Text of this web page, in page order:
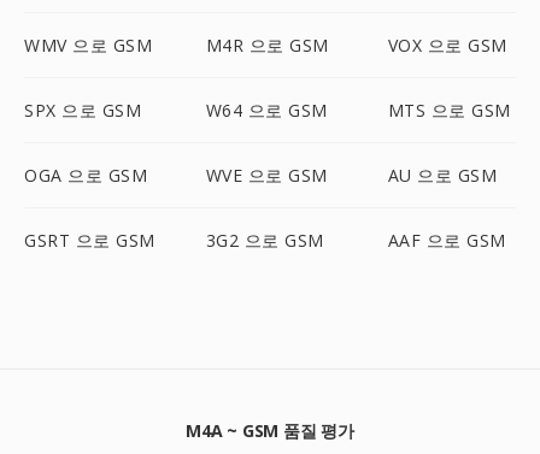
WMV 으로 GSM M4R 으로 GSM VOX 으로 GSM
SPX 으로 GSM W64 으로 GSM MTS 으로 GSM
OGA 으로 GSM WVE 으로 GSM AU 으로 GSM
GSRT 으로 GSM 3G2 으로 GSM AAF 으로 GSM
M4A ~ GSM 품질 평가